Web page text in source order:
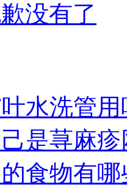
没有了
水洗管用
是荨麻
食物有